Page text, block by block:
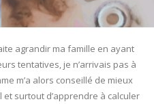
agrandir ma famille en ayant
tentatives, je n’arrivais pas à
m’a alors conseillé de mieux
surtout d’apprendre à calculer